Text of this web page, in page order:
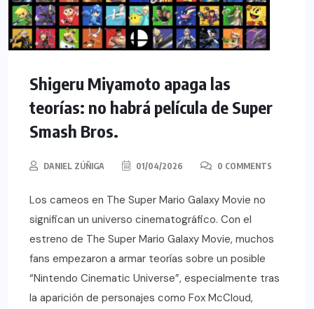
Shigeru Miyamoto apaga las
teorías: no habrá película de Super
Smash Bros.
DANIEL ZÚÑIGA 01/04/2026 0 COMMENTS
Los cameos en The Super Mario Galaxy Movie no
significan un universo cinematográfico. Con el
estreno de The Super Mario Galaxy Movie, muchos
fans empezaron a armar teorías sobre un posible
“Nintendo Cinematic Universe”, especialmente tras
la aparición de personajes como Fox McCloud,